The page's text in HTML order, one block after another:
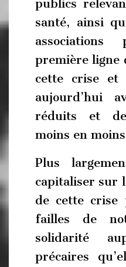
publics
santé, ainsi
associations
première ligne
cette crise et
aujourd’hui
réduits et
moins en
Plus
capitaliser sur
de cette crise
failles de
solidarité
précaires